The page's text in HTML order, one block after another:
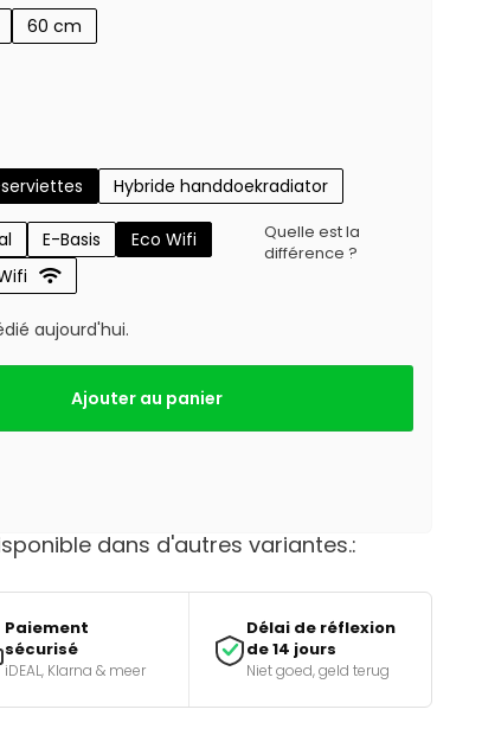
60 cm
Hybride handdoekradiator
E-Basis
Eco Wifi
Quelle est la
différence ?
aujourd'hui.
Ajouter au panier
dans d'autres variantes.:
Paiement
sécurisé
iDEAL, Klarna & meer
Délai de réflexion
de 14 jours
Niet goed, geld terug